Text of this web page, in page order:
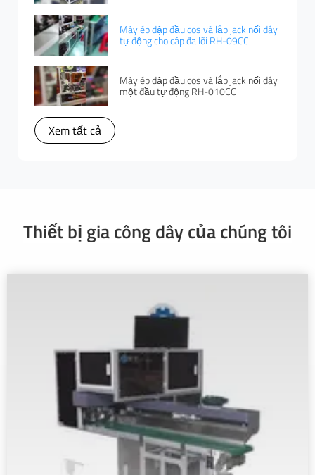
Máy ép dập đầu cos và lắp jack nối dây
tự động cho cáp đa lõi RH-09CC
Máy ép dập đầu cos và lắp jack nối dây
một đầu tự động RH-010CC
Xem tất cả
Thiết bị gia công dây của chúng tôi